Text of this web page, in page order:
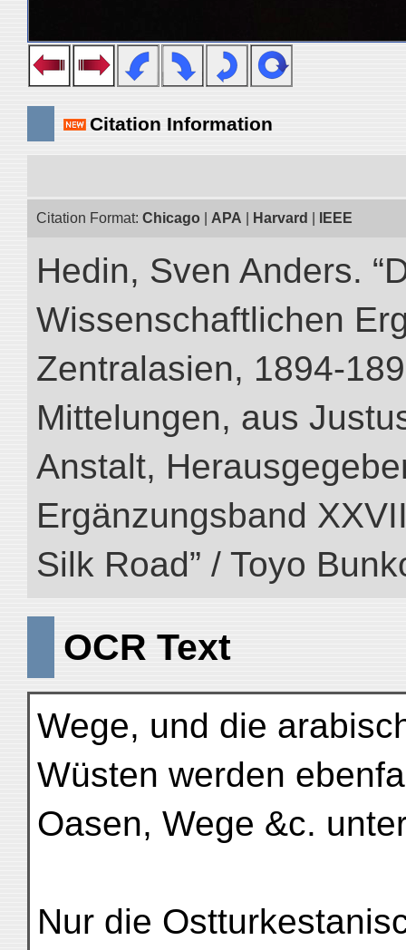
Citation Information
Citation Format: Chicago APA Harvard IEEE
Hedin, Sven Anders.
Wissenschaftlichen
Zentralasien, 1894-
Mittelungen, aus
Anstalt,
Ergänzungsband
Silk Road” / Toyo
OCR Text
Wege, und die
Wüsten werden
Oasen, Wege &c.
Nur die